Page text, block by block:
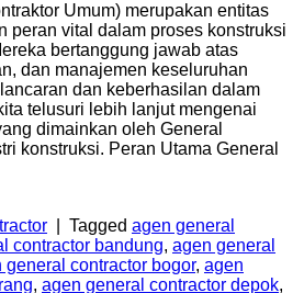
Umum) merupakan entitas
peran vital dalam proses konstruksi
bertanggung jawab atas
dan manajemen keseluruhan
dan keberhasilan dalam
telusuri lebih lanjut mengenai
dimainkan oleh General
konstruksi. Peran Utama General
Tagged agen general
contractor bandung, agen general
general contractor bogor, agen
, agen general contractor depok,